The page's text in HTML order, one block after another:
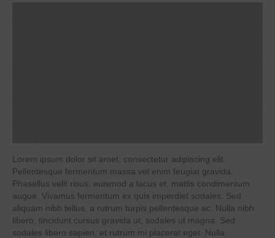
Lorem ipsum dolor sit amet, consectetur adipiscing elit.
Pellentesque fermentum massa vel enim feugiat gravida.
Phasellus velit risus, euismod a lacus et, mattis condimentum
augue. Vivamus fermentum ex quis imperdiet sodales. Sed
aliquam nibh tellus, a rutrum turpis pellentesque ac. Nulla nibh
libero, tincidunt cursus gravida ut, sodales ut magna. Sed
sodales libero sapien, et rutrum mi placerat eget. Nulla